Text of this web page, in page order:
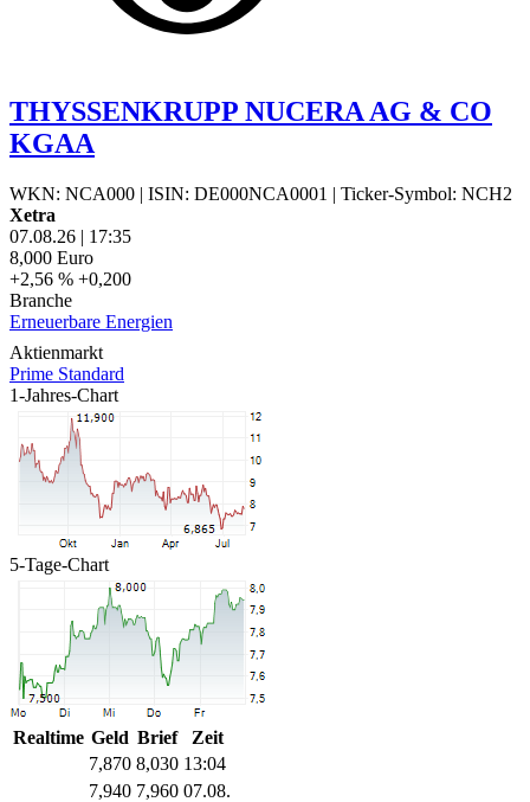
THYSSENKRUPP NUCERA AG & CO
KGAA
WKN: NCA000 | ISIN: DE000NCA0001 | Ticker-Symbol: NCH2
Xetra
07.08.26 | 17:35
8,000 Euro
+2,56 % +0,200
Branche
Erneuerbare Energien
Aktienmarkt
Prime Standard
1-Jahres-Chart
5-Tage-Chart
Realtime Geld Brief
Zeit
7,870 8,030 13:04
7,940 7,960 07.08.